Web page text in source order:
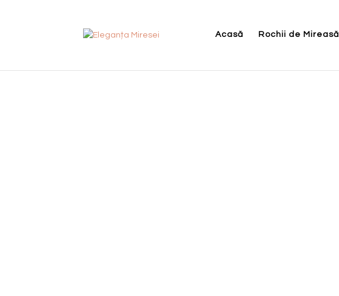
Acasă Rochii de Mireasă